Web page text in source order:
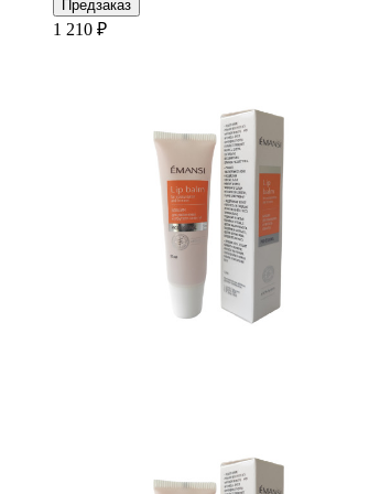
Предзаказ
1 210 ₽